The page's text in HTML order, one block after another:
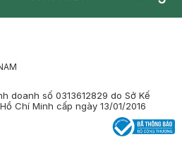
doanh số 0313612829 do Sở Kế
Chí Minh cấp ngày 13/01/2016